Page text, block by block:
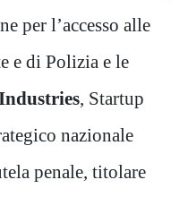
per l’accesso alle
e di Polizia e le
, Startup
nazionale
penale, titolare